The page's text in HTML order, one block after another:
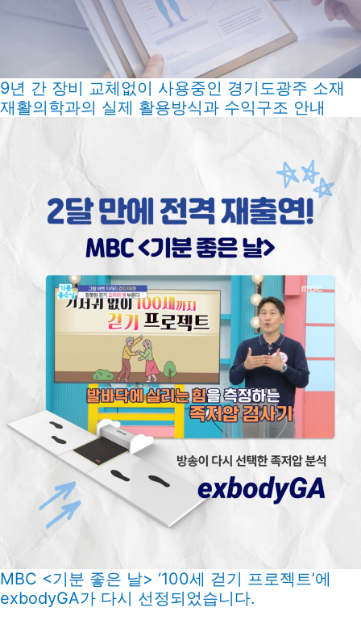
9년 간 장비 교체없이 사용중인 경기도광주 소재
재활의학과의 실제 활용방식과 수익구조 안내
MBC <기분 좋은 날> ‘100세 걷기 프로젝트’에
exbodyGA가 다시 선정되었습니다.